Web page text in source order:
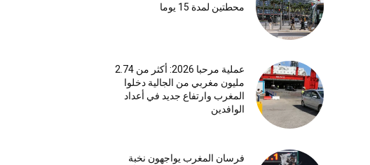
محطتين لمدة 15 يوما
عملية مرحبا 2026: أكثر من 2.74
مليون مغربي من الجالية دخلوا
المغرب وارتفاع جديد في أعداد
الوافدين
فرسان المغرب يواجهون نخبة